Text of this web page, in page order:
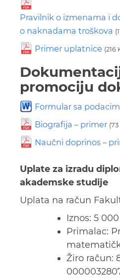
Pravilnik o izmenama i
o naknadama troškova
Primer uplatnice (216
promociju
Formular sa
Biografija – primer
Naučni doprinos –
Uplate za izradu
akademske studije
Uplata na račun
Iznos: 5
Primalac:
Žiro račun: